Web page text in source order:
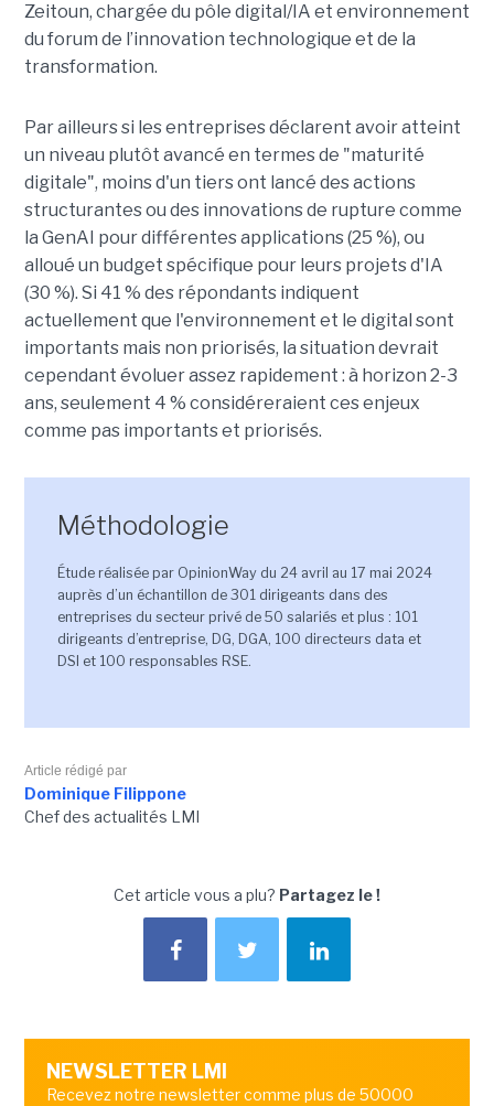
Zeitoun, chargée du pôle digital/IA et environnement
du forum de l’innovation technologique et de la
transformation.
Par ailleurs si les entreprises déclarent avoir atteint
un niveau plutôt avancé en termes de "maturité
digitale", moins d'un tiers ont lancé des actions
structurantes ou des innovations de rupture comme
la GenAI pour différentes applications (25 %), ou
alloué un budget spécifique pour leurs projets d'IA
(30 %). Si 41 % des répondants indiquent
actuellement que l'environnement et le digital sont
importants mais non priorisés, la situation devrait
cependant évoluer assez rapidement : à horizon 2-3
ans, seulement 4 % considéreraient ces enjeux
comme pas importants et priorisés.
Méthodologie
Étude réalisée par OpinionWay du 24 avril au 17 mai 2024
auprès d’un échantillon de 301 dirigeants dans des
entreprises du secteur privé de 50 salariés et plus : 101
dirigeants d’entreprise, DG, DGA, 100 directeurs data et
DSI et 100 responsables RSE.
Article rédigé par
Dominique Filippone
Chef des actualités LMI
Cet article vous a plu? Partagez le !
NEWSLETTER LMI
Recevez notre newsletter comme plus de 50000